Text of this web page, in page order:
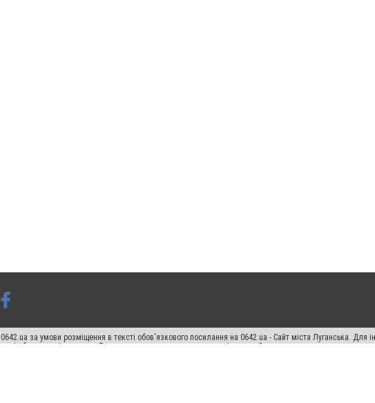
за умови розміщення в тексті обов'язкового посилання на 0642.ua - Сайт міста Луганська.
або в якості джерела. Порушення виняткових прав переслідується Законом.